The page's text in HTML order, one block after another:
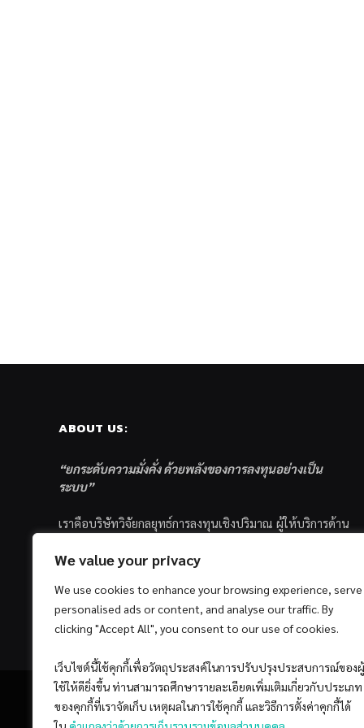
We value your privacy
We use cookies to enhance your browsing experience, serve
personalised ads or content, and analyse our traffic. By
clicking "Accept All", you consent to our use of cookies.
เว็บไซต์นี้ใช้คุกกี้เพื่อวัตถุประสงค์ในการปรับปรุงประสบการณ์ของผู้
ใช้ให้ดียิ่งขึ้น ท่านสามารถศึกษารายละเอียดเพิ่มเติมเกี่ยวกับประเภท
ของคุกกี้ที่เราจัดเก็บ เหตุผลในการใช้คุกกี้ และวิธีการตั้งค่าคุกกี้ได้
ABOUT US:
“ยกระดับความมั่งคั่ง ด้วยพลังของการลงทุนอย่างเป็น
ระบบ”
เราคือบริษัทวิจัยกลยุทธ์การลงทุนเชิงปริมาณ ผู้ให้บริการด้าน
ส่วนบุคคล ซึ่งมีเป้าหมายที่จะช่วยเหลือให้นักลงทุนไทย
ด้วยแนวคิดและกระบวนการลงทุนอย่างเป็นระบบแบบ
Quantitative & Systematic Investing